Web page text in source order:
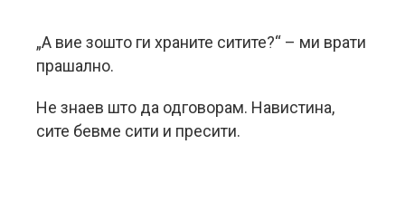
„А вие зошто ги храните ситите?“ – ми врати
прашално.
Не знаев што да одговорам. Навистина,
сите бевме сити и пресити.